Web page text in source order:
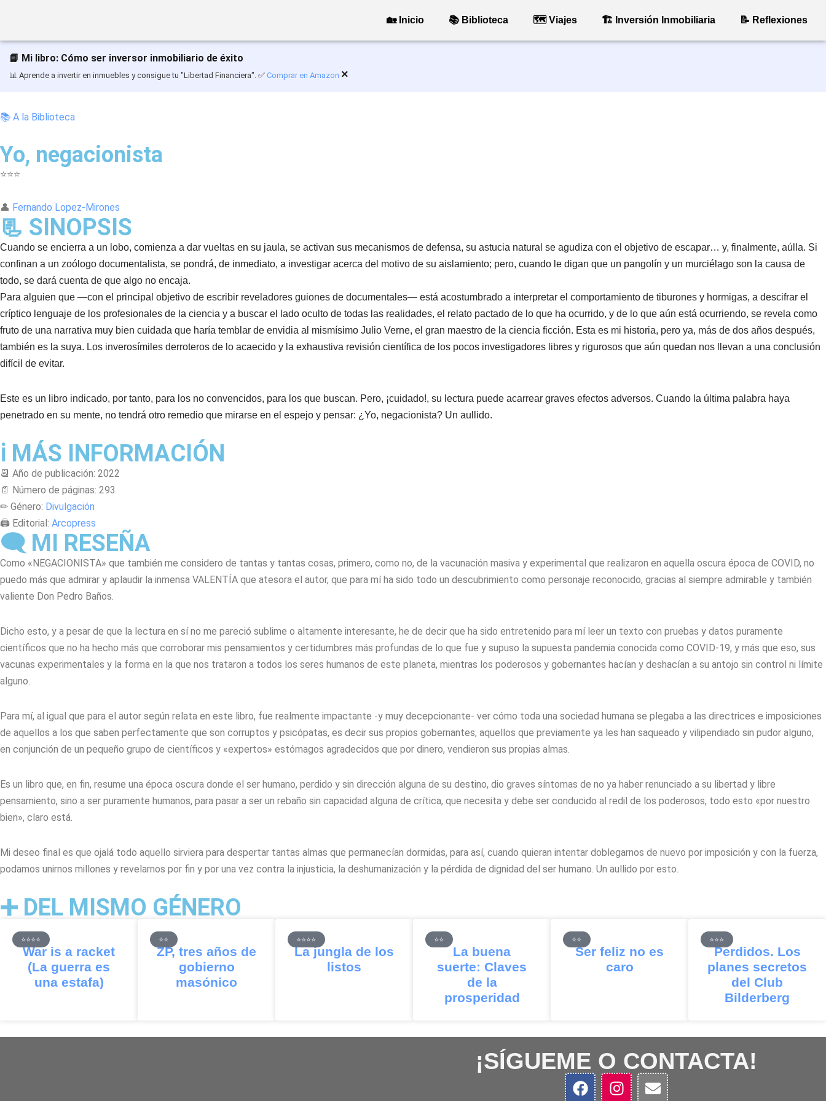
🏡 Inicio 📚 Biblioteca 🗺 Viajes 🏗 Inversión Inmobiliaria 📝 Reflexiones
📘 Mi libro: Cómo ser inversor inmobiliario de éxito
📊 Aprende a invertir en inmuebles y consigue tu "Libertad Financiera". ✅ Comprar en Amazon ×
📚 A la Biblioteca
Yo, negacionista
⭐⭐⭐
👤 Fernando Lopez-Mirones
📃 SINOPSIS
Cuando se encierra a un lobo, comienza a dar vueltas en su jaula, se activan sus mecanismos de defensa, su astucia natural se agudiza con el objetivo de escapar… y, finalmente, aúlla. Si
confinan a un zoólogo documentalista, se pondrá, de inmediato, a investigar acerca del motivo de su aislamiento; pero, cuando le digan que un pangolín y un murciélago son la causa de
todo, se dará cuenta de que algo no encaja.
Para alguien que —con el principal objetivo de escribir reveladores guiones de documentales— está acostumbrado a interpretar el comportamiento de tiburones y hormigas, a descifrar el
críptico lenguaje de los profesionales de la ciencia y a buscar el lado oculto de todas las realidades, el relato pactado de lo que ha ocurrido, y de lo que aún está ocurriendo, se revela como
fruto de una narrativa muy bien cuidada que haría temblar de envidia al mismísimo Julio Verne, el gran maestro de la ciencia ficción. Esta es mi historia, pero ya, más de dos años después,
también es la suya. Los inverosímiles derroteros de lo acaecido y la exhaustiva revisión científica de los pocos investigadores libres y rigurosos que aún quedan nos llevan a una conclusión
difícil de evitar.
Este es un libro indicado, por tanto, para los no convencidos, para los que buscan. Pero, ¡cuidado!, su lectura puede acarrear graves efectos adversos. Cuando la última palabra haya
penetrado en su mente, no tendrá otro remedio que mirarse en el espejo y pensar: ¿Yo, negacionista? Un aullido.
ℹ MÁS INFORMACIÓN
📆 Año de publicación: 2022
📄 Número de páginas: 293
✏ Género: Divulgación
🖨 Editorial: Arcopress
🗨 MI RESEÑA
Como «NEGACIONISTA» que también me considero de tantas y tantas cosas, primero, como no, de la vacunación masiva y experimental que realizaron en aquella oscura época de COVID, no
puedo más que admirar y aplaudir la inmensa VALENTÍA que atesora el autor, que para mí ha sido todo un descubrimiento como personaje reconocido, gracias al siempre admirable y también
valiente Don Pedro Baños.
Dicho esto, y a pesar de que la lectura en sí no me pareció sublime o altamente interesante, he de decir que ha sido entretenido para mí leer un texto con pruebas y datos puramente
científicos que no ha hecho más que corroborar mis pensamientos y certidumbres más profundas de lo que fue y supuso la supuesta pandemia conocida como COVID-19, y más que eso, sus
vacunas experimentales y la forma en la que nos trataron a todos los seres humanos de este planeta, mientras los poderosos y gobernantes hacían y deshacían a su antojo sin control ni límite
alguno.
Para mí, al igual que para el autor según relata en este libro, fue realmente impactante -y muy decepcionante- ver cómo toda una sociedad humana se plegaba a las directrices e imposiciones
de aquellos a los que saben perfectamente que son corruptos y psicópatas, es decir sus propios gobernantes, aquellos que previamente ya les han saqueado y vilipendiado sin pudor alguno,
en conjunción de un pequeño grupo de científicos y «expertos» estómagos agradecidos que por dinero, vendieron sus propias almas.
Es un libro que, en fin, resume una época oscura donde el ser humano, perdido y sin dirección alguna de su destino, dio graves síntomas de no ya haber renunciado a su libertad y libre
pensamiento, sino a ser puramente humanos, para pasar a ser un rebaño sin capacidad alguna de crítica, que necesita y debe ser conducido al redil de los poderosos, todo esto «por nuestro
bien», claro está.
Mi deseo final es que ojalá todo aquello sirviera para despertar tantas almas que permanecían dormidas, para así, cuando quieran intentar doblegarnos de nuevo por imposición y con la fuerza,
podamos unirnos millones y revelarnos por fin y por una vez contra la injusticia, la deshumanización y la pérdida de dignidad del ser humano. Un aullido por esto.
➕ DEL MISMO GÉNERO
⭐⭐⭐⭐
War is a racket
(La guerra es
una estafa)
⭐⭐
ZP, tres años de
gobierno
masónico
⭐⭐⭐⭐
La jungla de los
listos
⭐⭐
La buena
suerte: Claves
de la
prosperidad
⭐⭐
Ser feliz no es
caro
⭐⭐⭐
Perdidos. Los
planes secretos
del Club
Bilderberg
¡SÍGUEME O CONTACTA!